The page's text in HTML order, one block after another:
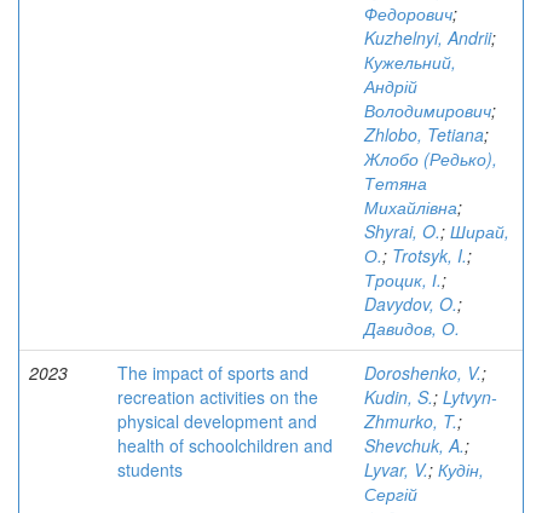
Федорович;
Kuzhelnyi, Andrii;
Кужельний,
Андрій
Володимирович;
Zhlobo, Tetiana;
Жлобо (Редько),
Тетяна
Михайлівна;
Shyrai, O.; Ширай,
О.; Trotsyk, I.;
Троцик, І.;
Davydov, O.;
Давидов, О.
2023
The impact of sports and
recreation activities on the
physical development and
health of schoolchildren and
students
Doroshenko, V.;
Kudin, S.; Lytvyn-
Zhmurko, T.;
Shevchuk, A.;
Lyvar, V.; Кудін,
Сергій